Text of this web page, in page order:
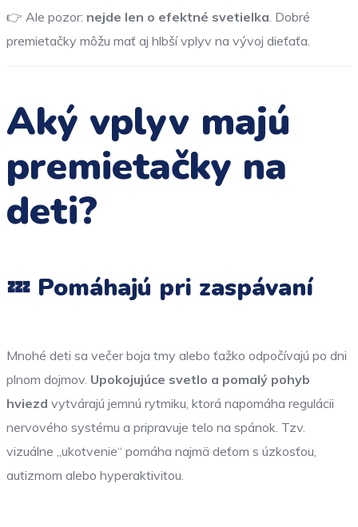
👉 Ale pozor: nejde len o efektné svetielka. Dobré
premietačky môžu mať aj hlbší vplyv na vývoj dieťaťa.
Aký vplyv majú
premietačky na
deti?
💤 Pomáhajú pri zaspávaní
Mnohé deti sa večer boja tmy alebo ťažko odpočívajú po dni
plnom dojmov. Upokojujúce svetlo a pomalý pohyb
hviezd vytvárajú jemnú rytmiku, ktorá napomáha regulácii
nervového systému a pripravuje telo na spánok. Tzv.
vizuálne „ukotvenie“ pomáha najmä deťom s úzkosťou,
autizmom alebo hyperaktivitou.